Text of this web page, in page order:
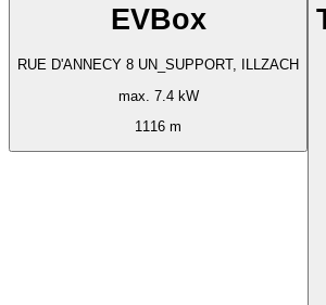
EVBox
RUE D'ANNECY 8 UN_SUPPORT, ILLZACH
max. 7.4 kW
1116 m